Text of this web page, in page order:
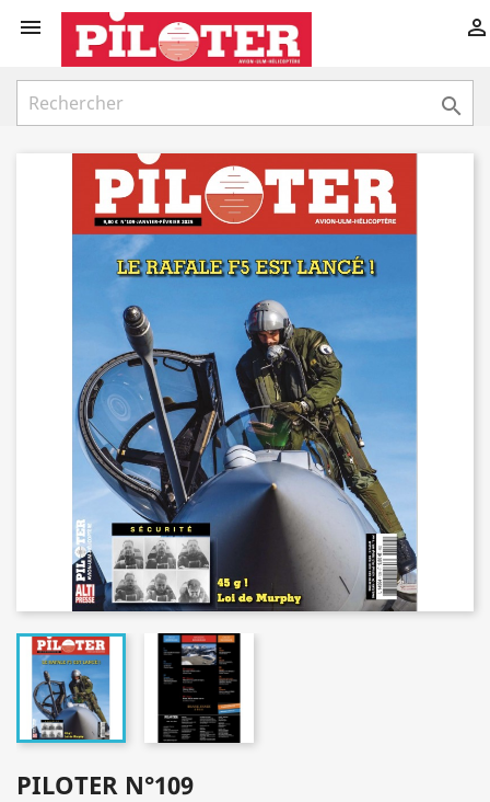
 

PILOTER N°109